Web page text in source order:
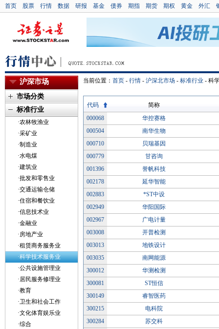
首页 股票 行情 数据 研报 基金 债券 期指 期货 期权 黄金 外汇
当前位置： 首页 - 行情 - 沪深北市场 - 标准行业 - 科
代码
简称
000068
华控赛格
000504
南华生物
000710
贝瑞基因
000779
甘咨询
001396
誉帆科技
002178
延华智能
002883
*ST中设
002949
华阳国际
002967
广电计量
003008
开普检测
003013
地铁设计
003035
南网能源
300012
华测检测
300081
ST恒信
300149
睿智医药
300215
电科院
300284
苏交科
沪深市场
市场分类
标准行业
·农林牧渔业
·采矿业
·制造业
·水电煤
·建筑业
·批发和零售业
·交通运输仓储
·住宿和餐饮业
·信息技术业
·金融业
·房地产业
·租赁商务服务业
·科学技术服务业
·公共设施管理业
·居民服务修理业
·教育
·卫生和社会工作
·文化体育娱乐业
·综合